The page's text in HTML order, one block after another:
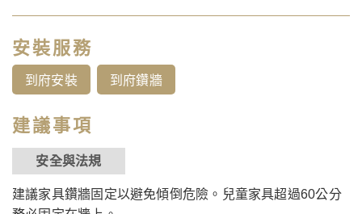
安裝服務
到府安裝 到府鑽牆
建議事項
安全與法規
建議家具鑽牆固定以避免傾倒危險。兒童家具超過60公分